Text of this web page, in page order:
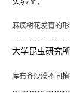
麻疯树花发育的
大学昆虫研究所
库布齐沙漠不同